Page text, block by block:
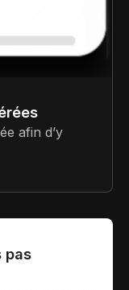
afin d’y
pas